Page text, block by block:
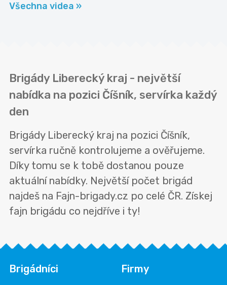
Všechna videa »
Brigády Liberecký kraj - největší
nabídka na pozici Číšník, servírka každý
den
Brigády Liberecký kraj na pozici Číšník,
servírka ručně kontrolujeme a ověřujeme.
Díky tomu se k tobě dostanou pouze
aktuální nabídky. Největší počet brigád
najdeš na Fajn-brigady.cz po celé ČR. Získej
fajn brigádu co nejdříve i ty!
Brigádníci Firmy